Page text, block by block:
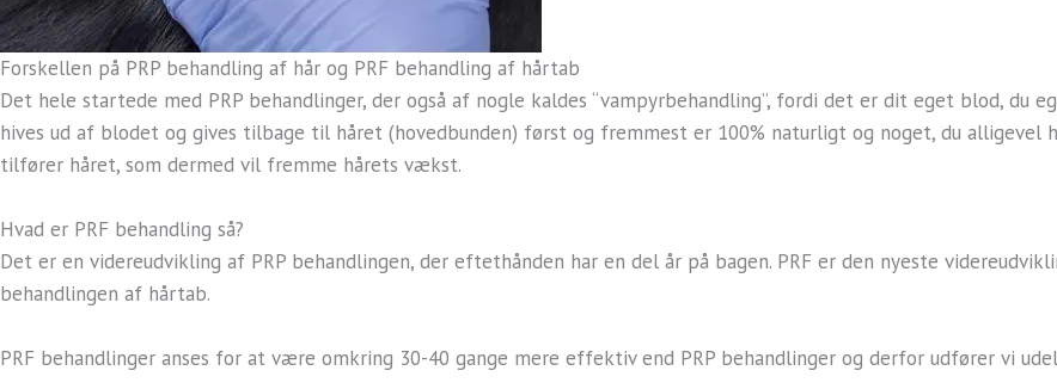
Forskellen på PRP behandling af hår og PRF behandling af hårtab
Det hele startede med PRP behandlinger, der også af nogle kaldes “vampyrbehandling”, fordi det er dit eget blod,
hives ud af blodet og gives tilbage til håret (hovedbunden) først og fremmest er 100% naturligt og noget, du
tilfører håret, som dermed vil fremme hårets vækst.
Hvad er PRF behandling så?
Det er en videreudvikling af PRP behandlingen, der eftethånden har en del år på bagen. PRF er den nyeste
behandlingen af hårtab.
PRF behandlinger anses for at være omkring 30-40 gange mere effektiv end PRP behandlinger og derfor udfører vi